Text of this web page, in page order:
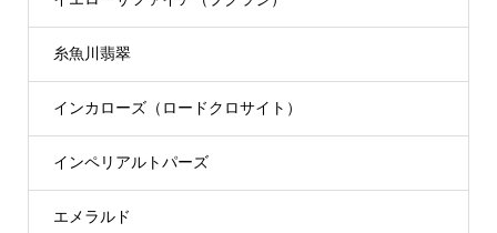
糸魚川翡翠
インカローズ（ロードクロサイト）
インペリアルトパーズ
エメラルド